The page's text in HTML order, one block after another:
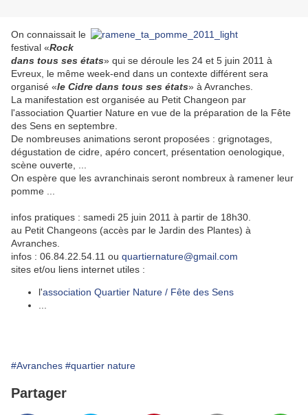
On connaissait le
festival «Rock
dans tous ses états» qui se déroule les 24 et 5 juin 2011 à
Evreux, le même week-end dans un contexte différent sera
organisé «le Cidre dans tous ses états» à Avranches.
La manifestation est organisée au Petit Changeon par
l'association Quartier Nature en vue de la préparation de la Fête
des Sens en septembre.
De nombreuses animations seront proposées : grignotages,
dégustation de cidre, apéro concert, présentation oenologique,
scène ouverte, ...
On espère que les avranchinais seront nombreux à ramener leur
pomme ...
infos pratiques : samedi 25 juin 2011 à partir de 18h30.
au Petit Changeons (accès par le Jardin des Plantes) à
Avranches.
infos : 06.84.22.54.11 ou quartiernature@gmail.com
sites et/ou liens internet utiles :
l'association Quartier Nature / Fête des Sens
#Avranches #quartier nature
Partager